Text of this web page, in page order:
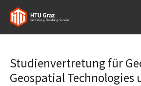
Studienvertretung für
Geospatial Technologies